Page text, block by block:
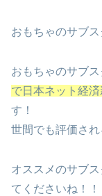
おもちゃのサブス
おもちゃのサブ
で日本ネット経
す！
世間でも評価さ
オススメのサブ
てくださいね！！